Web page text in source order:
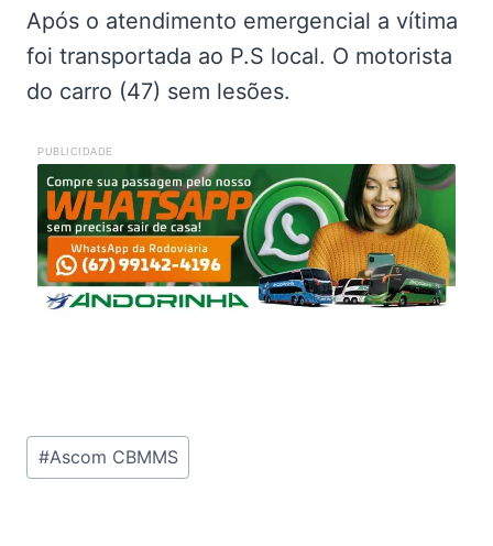
Após o atendimento emergencial a vítima
foi transportada ao P.S local. O motorista
do carro (47) sem lesões.
PUBLICIDADE
Tags
do
#Ascom CBMMS